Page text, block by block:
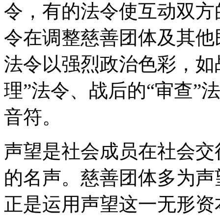
令，有的法令使互动双
令在调整慈善团体及其
法令以强烈政治色彩，
理”法令、战后的“审查”
音符。
声望是社会成员在社会
的名声。慈善团体多为
正是运用声望这一无形